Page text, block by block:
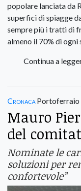
popolare lanciata da
superfici di spiagge
sempre più i tratti di
almeno il 70% di ogni
Continua a
Cronaca Portoferraio
Mauro
del
Nominate le
soluzioni per
confortevole”